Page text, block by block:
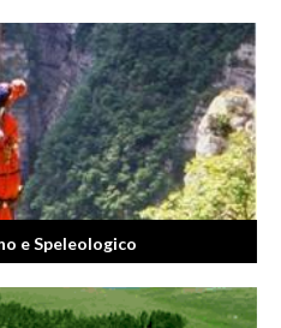
e Speleologico